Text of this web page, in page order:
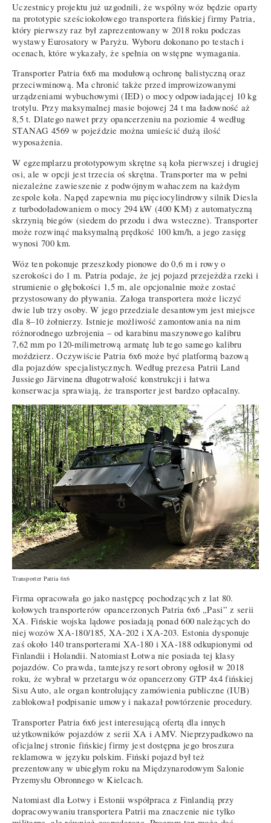
Uczestnicy projektu już uzgodnili, że wspólny wóz będzie oparty
na prototypie sześciokołowego transportera fińskiej firmy Patria,
który pierwszy raz był zaprezentowany w 2018 roku podczas
wystawy Eurosatory w Paryżu. Wyboru dokonano po testach i
ocenach, które wykazały, że spełnia on wstępne wymagania.
Transporter Patria 6x6 ma modułową ochronę balistyczną oraz
przeciwminową. Ma chronić także przed improwizowanymi
urządzeniami wybuchowymi (IED) o mocy odpowiadającej 10 kg
trotylu. Przy maksymalnej masie bojowej 24 t ma ładowność aż
8,5 t. Dlatego nawet przy opancerzeniu na poziomie 4 według
STANAG 4569 w pojeździe można umieścić dużą ilość
wyposażenia.
W egzemplarzu prototypowym skrętne są koła pierwszej i drugiej
osi, ale w opcji jest trzecia oś skrętna. Transporter ma w pełni
niezależne zawieszenie z podwójnym wahaczem na każdym
zespole koła. Napęd zapewnia mu pięciocylindrowy silnik Diesla
z turbodoładowaniem o mocy 294 kW (400 KM) z automatyczną
skrzynią biegów (siedem do przodu i dwa wsteczne). Transporter
może rozwinąć maksymalną prędkość 100 km/h, a jego zasięg
wynosi 700 km.
Wóz ten pokonuje przeszkody pionowe do 0,6 m i rowy o
szerokości do 1 m. Patria podaje, że jej pojazd przejeżdża rzeki i
strumienie o głębokości 1,5 m, ale opcjonalnie może zostać
przystosowany do pływania. Załoga transportera może liczyć
dwie lub trzy osoby. W jego przedziale desantowym jest miejsce
dla 8–10 żołnierzy. Istnieje możliwość zamontowania na nim
różnorodnego uzbrojenia – od karabinu maszynowego kalibru
7,62 mm po 120-milimetrową armatę lub tego samego kalibru
moździerz. Oczywiście Patria 6x6 może być platformą bazową
dla pojazdów specjalistycznych. Według prezesa Patrii Land
Jussiego Järvinena długotrwałość konstrukcji i łatwa
konserwacja sprawiają, że transporter jest bardzo opłacalny.
Transporter Patria 6x6
Firma opracowała go jako następcę pochodzących z lat 80.
kołowych transporterów opancerzonych Patria 6x6 „Pasi” z serii
XA. Fińskie wojska lądowe posiadają ponad 600 należących do
niej wozów XA-180/185, XA-202 i XA-203. Estonia dysponuje
zaś około 140 transporterami XA-180 i XA-188 odkupionymi od
Finlandii i Holandii. Natomiast Łotwa nie posiada tej klasy
pojazdów. Co prawda, tamtejszy resort obrony ogłosił w 2018
roku, że wybrał w przetargu wóz opancerzony GTP 4x4 fińskiej
Sisu Auto, ale organ kontrolujący zamówienia publiczne (IUB)
zablokował podpisanie umowy i nakazał powtórzenie procedury.
Transporter Patria 6x6 jest interesującą ofertą dla innych
użytkowników pojazdów z serii XA i AMV. Nieprzypadkowo na
oficjalnej stronie fińskiej firmy jest dostępna jego broszura
reklamowa w języku polskim. Fiński pojazd był też
prezentowany w ubiegłym roku na Międzynarodowym Salonie
Przemysłu Obronnego w Kielcach.
Natomiast dla Łotwy i Estonii współpraca z Finlandią przy
dopracowywaniu transportera Patrii ma znaczenie nie tylko